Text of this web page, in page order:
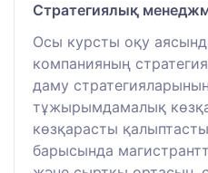
Стратегиялық
Осы курсты оқу
компанияның
даму
тұжырымдамалық
көзқарасты
барысында